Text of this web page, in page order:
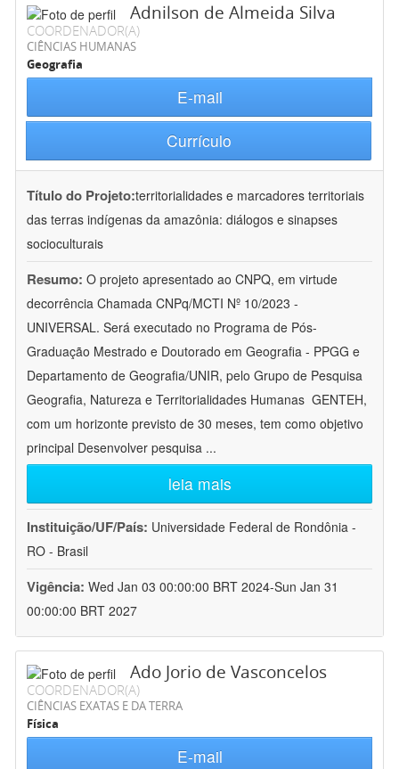
Adnilson de Almeida Silva
COORDENADOR(A)
CIÊNCIAS HUMANAS
Geografia
E-mail
Currículo
Título do Projeto:territorialidades e marcadores territoriais
das terras indígenas da amazônia: diálogos e sinapses
socioculturais
Resumo: O projeto apresentado ao CNPQ, em virtude
decorrência Chamada CNPq/MCTI Nº 10/2023 -
UNIVERSAL. Será executado no Programa de Pós-
Graduação Mestrado e Doutorado em Geografia - PPGG e
Departamento de Geografia/UNIR, pelo Grupo de Pesquisa
Geografia, Natureza e Territorialidades Humanas  GENTEH,
com um horizonte previsto de 30 meses, tem como objetivo
principal Desenvolver pesquisa ...
leia mais
Instituição/UF/País: Universidade Federal de Rondônia -
RO - Brasil
Vigência: Wed Jan 03 00:00:00 BRT 2024-Sun Jan 31
00:00:00 BRT 2027
Ado Jorio de Vasconcelos
COORDENADOR(A)
CIÊNCIAS EXATAS E DA TERRA
Física
E-mail